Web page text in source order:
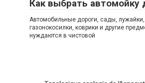
Как выбрать автомойку
Автомобильные дороги, сады,
газонокосилки, коврики и другие
нуждаются в чистовой